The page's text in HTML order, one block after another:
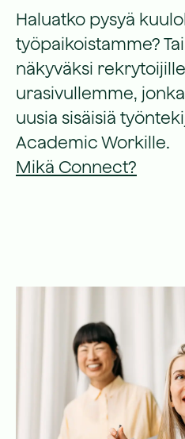
Haluatko pysyä
työpaikoistamme?
näkyväksi
urasivullemme,
uusia sisäisiä
Academic Workille.
Mikä Connect?